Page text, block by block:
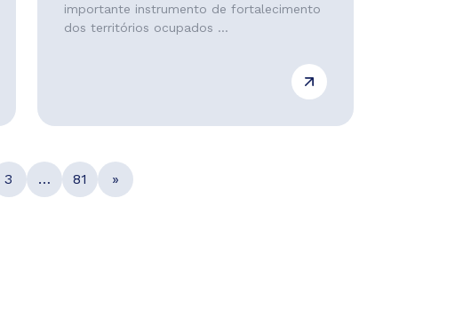
importante instrumento de fortalecimento
dos territórios ocupados ...
3 … 81 »